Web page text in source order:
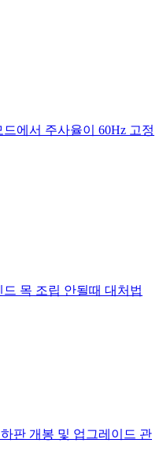
에서 주사율이 60Hz 고정
목 조립 안될때 대처법
판 개봉 및 업그레이드 관